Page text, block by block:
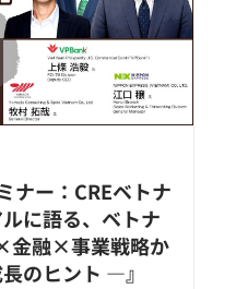
ナー：CREベトナ
に語る、ベトナ
金融×事業戦略か
のヒント ―』